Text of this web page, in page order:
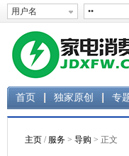
首页 独家原创 专
主页 / 服务 > 导购 > 正文